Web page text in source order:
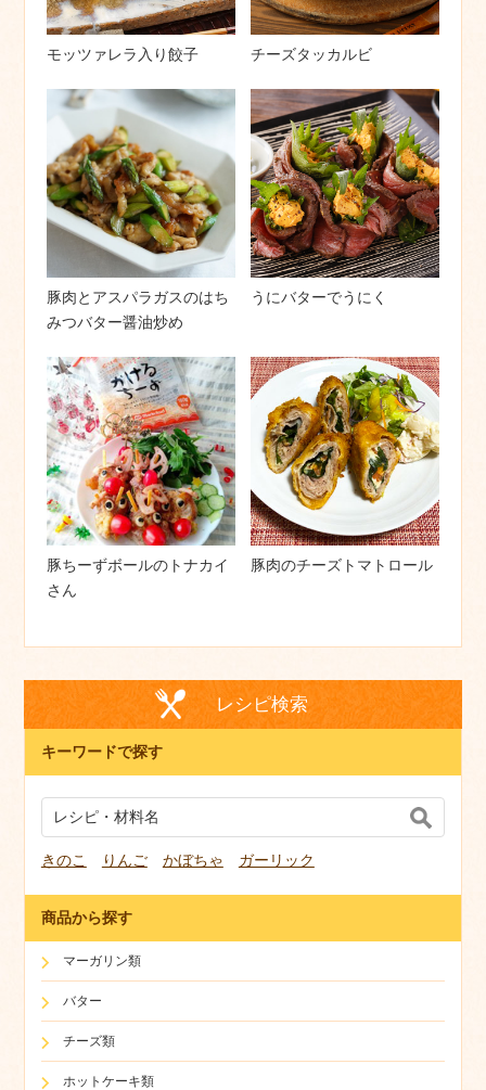
モッツァレラ入り餃子 チーズタッカルビ
豚肉とアスパラガスのはち
みつバター醤油炒め
うにバターでうにく
豚ちーずボールのトナカイ
さん
豚肉のチーズトマトロール
レシピ検索
キーワードで探す
きのこ りんご かぼちゃ ガーリック
商品から探す
マーガリン類
バター
チーズ類
ホットケーキ類